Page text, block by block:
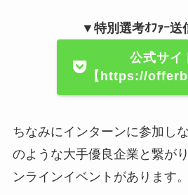
▼特別選考ｵﾌｧｰ送
公式サイ
【https://
ちなみにインターンに参加し
のような大手優良企業と繋が
ンラインイベントがあります。